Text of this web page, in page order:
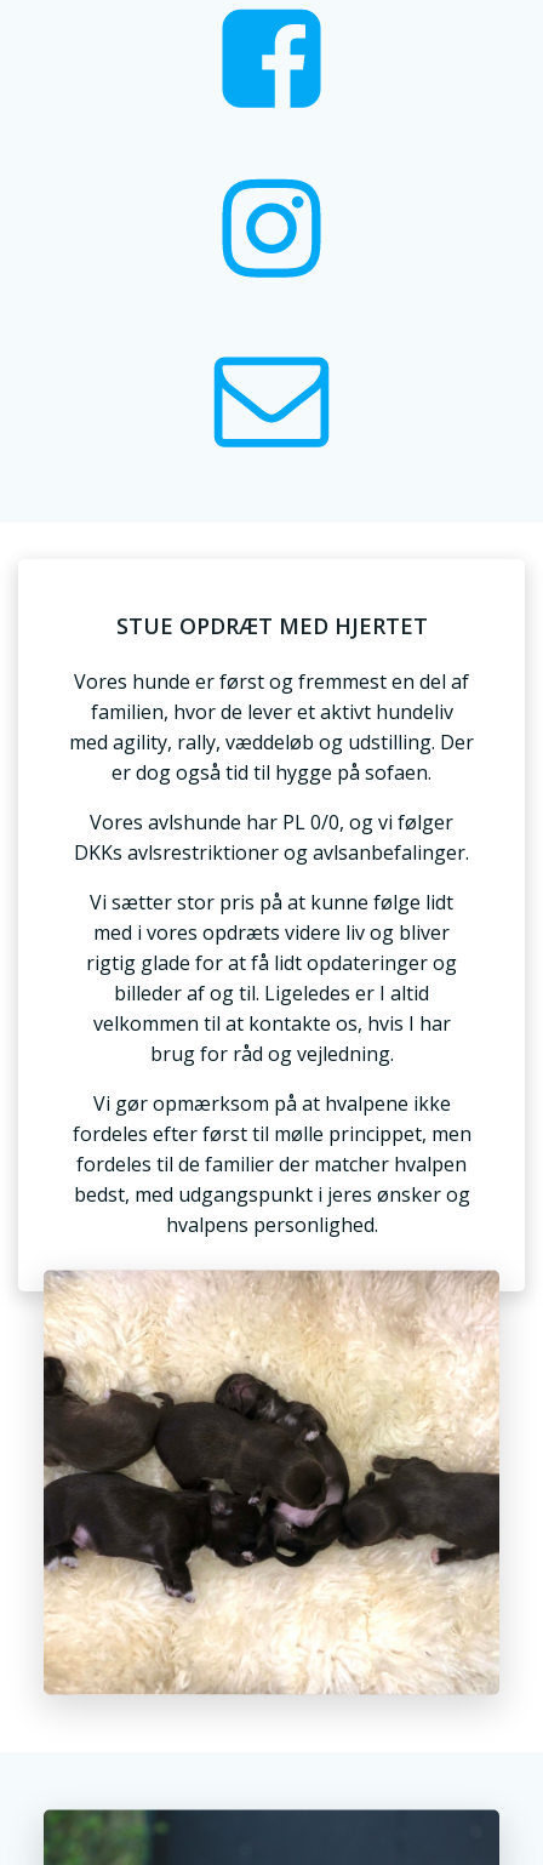
STUE OPDRÆT MED HJERTET
Vores hunde er først og fremmest en del af
familien, hvor de lever et aktivt hundeliv
med agility, rally, væddeløb og udstilling. Der
er dog også tid til hygge på sofaen.
Vores avlshunde har PL 0/0, og vi følger
DKKs avlsrestriktioner og avlsanbefalinger.
Vi sætter stor pris på at kunne følge lidt
med i vores opdræts videre liv og bliver
rigtig glade for at få lidt opdateringer og
billeder af og til. Ligeledes er I altid
velkommen til at kontakte os, hvis I har
brug for råd og vejledning.
Vi gør opmærksom på at hvalpene ikke
fordeles efter først til mølle princippet, men
fordeles til de familier der matcher hvalpen
bedst, med udgangspunkt i jeres ønsker og
hvalpens personlighed.